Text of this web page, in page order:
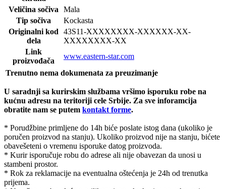
Veličina sočiva
Mala
Tip sočiva
Kockasta
Originalni kod
dela
43S11-XXXXXXXX-XXXXXX-XX-
XXXXXXXX-XX
Link
proizvođača
www.eastern-star.com
Trenutno nema dokumenata za preuzimanje
U saradnji sa kurirskim službama vršimo isporuku robe na
kućnu adresu na teritoriji cele Srbije. Za sve inforamcija
obratite nam se putem kontakt forme.
* Porudžbine primljene do 14h biće poslate istog dana (ukoliko je
poručen proizvod na stanju). Ukoliko proizvod nije na stanju, bićete
obavešeteni o vremenu isporuke datog proizvoda.
* Kurir isporučuje robu do adrese ali nije obavezan da unosi u
stambeni prostor.
* Rok za reklamacije na eventualna oštećenja je 24h od trenutka
prijema.